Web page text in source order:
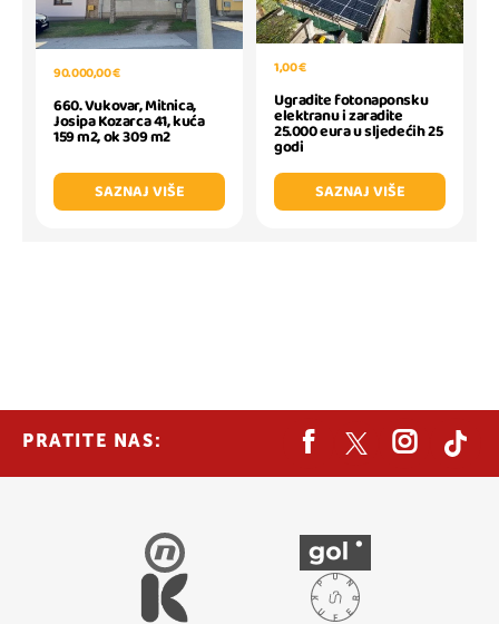
90.000,00 €
660. Vukovar, Mitnica,
Josipa Kozarca 41, kuća
159 m2, ok 309 m2
SAZNAJ VIŠE
1,00 €
Ugradite fotonaponsku
elektranu i zaradite
25.000 eura u sljedećih 25
godi
SAZNAJ VIŠE
PRATITE NAS: